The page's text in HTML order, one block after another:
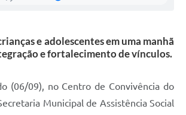
e adolescentes em uma manhã
e fortalecimento de vínculos.
(06/09), no Centro de Convivência do
Municipal de Assistência Social